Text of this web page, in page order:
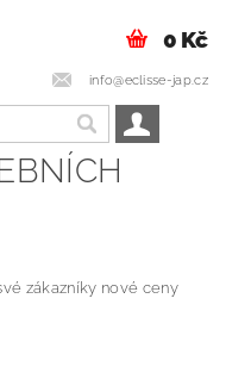
info@eclisse-jap.cz
0 Kč
zákazníky nové ceny